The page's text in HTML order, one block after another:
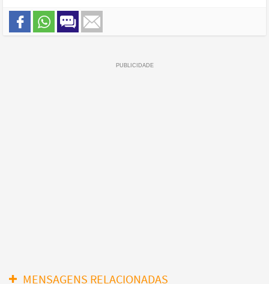
MENSAGENS RELACIONADAS